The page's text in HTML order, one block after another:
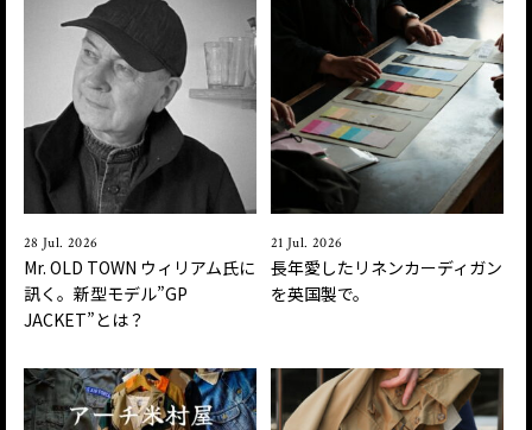
28 Jul. 2026
Mr. OLD TOWN ウィリアム氏に
訊く。新型モデル”GP
JACKET”とは？
21 Jul. 2026
長年愛したリネンカーディガン
を英国製で。